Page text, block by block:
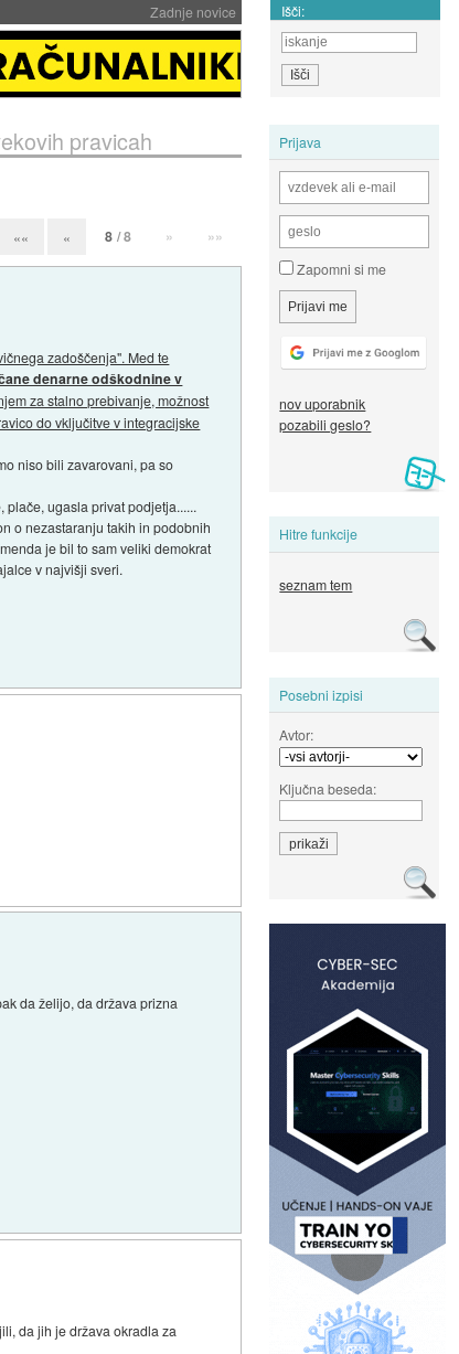
Zadnje novice Išči:
Prijava
Zapomni si me
nov uporabnik
pozabili geslo?
Hitre funkcije
seznam tem
Posebni izpisi
Avtor:
Ključna beseda:
pravicah
«« « 8 / 8 » »»
zadoščenja". Med te
denarne odškodnine v
za stalno prebivanje, možnost
do vključitve v integracijske
niso bili zavarovani, pa so
ugasla privat podjetja......
o nezastaranju takih in podobnih
je bil to sam veliki demokrat
v najvišji sveri.
da želijo, da država prizna
da jih je država okradla za